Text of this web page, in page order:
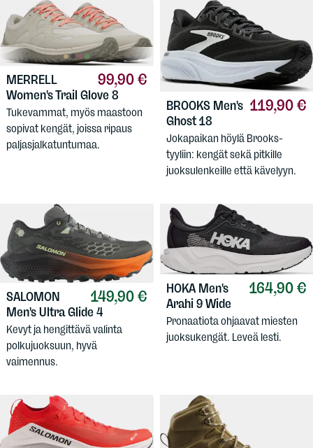
99,90 €
MERRELL
Women's Trail Glove 8
Tukevammat, myös maastoon
sopivat kengät, joissa ripaus
paljasjalkatuntumaa.
119,90 €
BROOKS Men's
Ghost 18
Jokapaikan höylä Brooks-
tyyliin: kengät sekä pitkille
juoksulenkeille että kävelyyn.
149,90 €
SALOMON
Men's Ultra Glide 4
Kevyt ja hengittävä valinta
polkujuoksuun, hyvä
vaimennus.
164,90 €
HOKAMen's
Arahi 9 Wide
Pronaatiota ohjaavat miesten
juoksukengät. Leveä lesti.